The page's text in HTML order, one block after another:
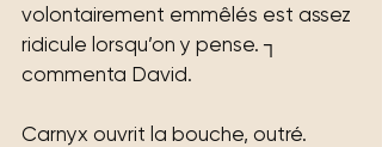
volontairement emmêlés est assez
ridicule lorsqu’on y pense. ┐
commenta David.
Carnyx ouvrit la bouche, outré.